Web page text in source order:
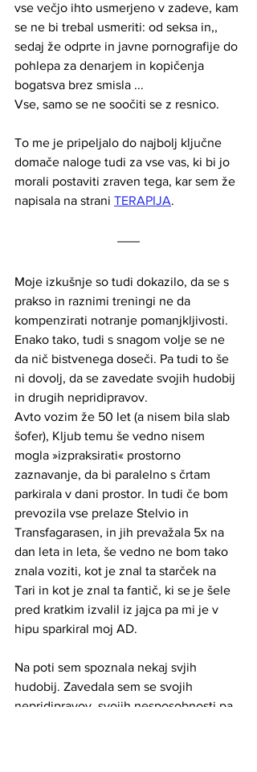
vse večjo ihto usmerjeno v zadeve, kam
se ne bi trebal usmeriti: od seksa in,,
sedaj že odprte in javne pornografije do
pohlepa za denarjem in kopičenja
bogatsva brez smisla ...
Vse, samo se ne soočiti se z resnico.
To me je pripeljalo do najbolj ključne
domače naloge tudi za vse vas, ki bi jo
morali postaviti zraven tega, kar sem že
napisala na strani TERAPIJA.
Moje izkušnje so tudi dokazilo, da se s
prakso in raznimi treningi ne da
kompenzirati notranje pomanjkljivosti.
Enako tako, tudi s snagom volje se ne
da nič bistvenega doseči. Pa tudi to še
ni dovolj, da se zavedate svojih hudobij
in drugih nepridipravov.
Avto vozim že 50 let (a nisem bila slab
šofer), Kljub temu še vedno nisem
mogla »izpraksirati« prostorno
zaznavanje, da bi paralelno s črtam
parkirala v dani prostor. In tudi če bom
prevozila vse prelaze Stelvio in
Transfagarasen, in jih prevažala 5x na
dan leta in leta, še vedno ne bom tako
znala voziti, kot je znal ta starček na
Tari in kot je znal ta fantič, ki se je šele
pred kratkim izvalil iz jajca pa mi je v
hipu sparkiral moj AD.
Na poti sem spoznala nekaj svjih
hudobij. Zavedala sem se svojih
nepridipravov, svojih nesposobnosti pa